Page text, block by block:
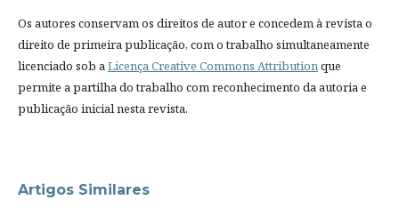
Os autores conservam os direitos de autor e concedem à revista o
direito de primeira publicação, com o trabalho simultaneamente
licenciado sob aLicença Creative Commons Attributionque
permite a partilha do trabalho com reconhecimento da autoria e
publicação inicial nesta revista.
Artigos Similares